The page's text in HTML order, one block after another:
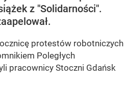
z "Solidarności".
protestów robotniczych
Poległych
pracownicy Stoczni Gdańsk